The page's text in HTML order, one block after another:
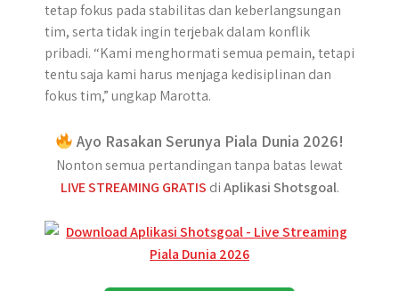
tetap fokus pada stabilitas dan keberlangsungan
tim, serta tidak ingin terjebak dalam konflik
pribadi. “Kami menghormati semua pemain, tetapi
tentu saja kami harus menjaga kedisiplinan dan
fokus tim,” ungkap Marotta.
Ayo Rasakan Serunya Piala Dunia 2026!
Nonton semua pertandingan tanpa batas lewat
LIVE STREAMING GRATIS diAplikasi Shotsgoal.